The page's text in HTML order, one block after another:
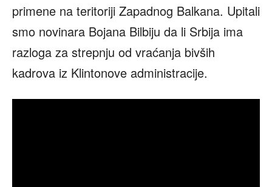
primene na teritoriji Zapadnog Balkana. Upitali
smo novinara Bojana Bilbiju da li Srbija ima
razloga za strepnju od vraćanja bivših
kadrova iz Klintonove administracije.